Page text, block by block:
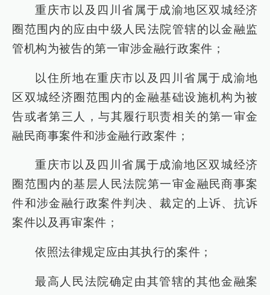
重庆市以及四川省属于成渝地区双城经济
圈范围内的应由中级人民法院管辖的以金融监
管机构为被告的第一审涉金融行政案件；
以住所地在重庆市以及四川省属于成渝地
区双城经济圈范围内的金融基础设施机构为被
告或者第三人，与其履行职责相关的第一审金
融民商事案件和涉金融行政案件；
重庆市以及四川省属于成渝地区双城经济
圈范围内的基层人民法院第一审金融民商事案
件和涉金融行政案件判决、裁定的上诉、抗诉
案件以及再审案件；
依照法律规定应由其执行的案件；
最高人民法院确定由其管辖的其他金融案